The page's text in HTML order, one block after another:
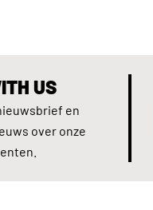
US
en
over onze